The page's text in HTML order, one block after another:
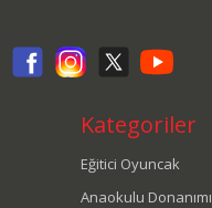
Kategoriler
Eğitici Oyuncak
Anaokulu Donanımı